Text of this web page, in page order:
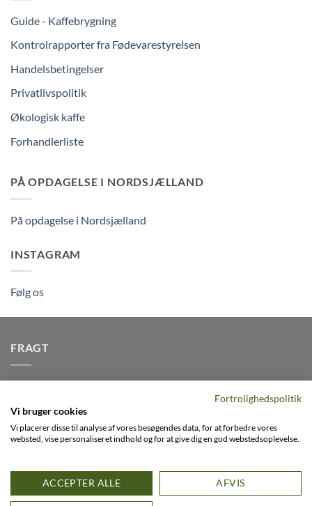
Guide - Kaffebrygning
Kontrolrapporter fra Fødevarestyrelsen
Handelsbetingelser
Privatlivspolitik
Økologisk kaffe
Forhandlerliste
PÅ OPDAGELSE I NORDSJÆLLAND
På opdagelse i Nordsjælland
INSTAGRAM
Følg os
FRAGT
på alle pakker - Husk der er fri
levering på alle ordre over DKK395
Visa PayPal Stripe MasterCard
Cash
FACEBOOK INSTAGRAM VIMEO 0
Fortrolighedspolitik
Vi bruger cookies
Vi placerer disse til analyse af vores besøgendes data, for at forbedre vores
websted, vise personaliseret indhold og for at give dig en god webstedsoplevelse.
ACCEPTER ALLE AFVIS